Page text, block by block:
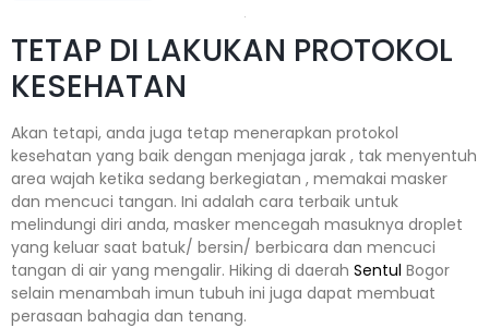
TETAP DI LAKUKAN PROTOKOL
KESEHATAN
Akan tetapi, anda juga tetap menerapkan protokol
kesehatan yang baik dengan menjaga jarak , tak menyentuh
area wajah ketika sedang berkegiatan , memakai masker
dan mencuci tangan. Ini adalah cara terbaik untuk
melindungi diri anda, masker mencegah masuknya droplet
yang keluar saat batuk/ bersin/ berbicara dan mencuci
tangan di air yang mengalir. Hiking di daerah Sentul Bogor
selain menambah imun tubuh ini juga dapat membuat
perasaan bahagia dan tenang.